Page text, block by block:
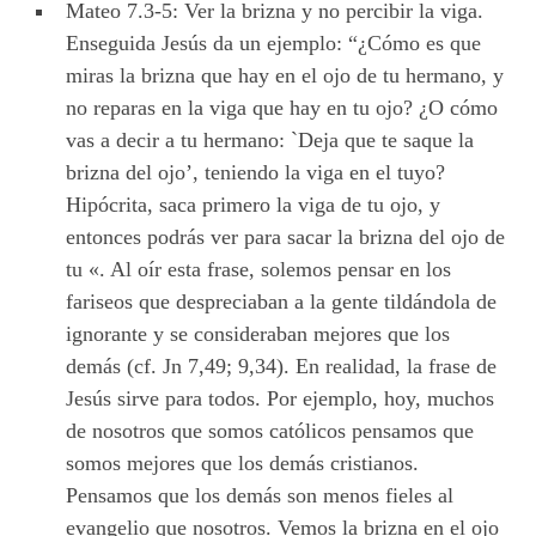
Mateo 7.3-5: Ver la brizna y no percibir la viga.
Enseguida Jesús da un ejemplo: “¿Cómo es que
miras la brizna que hay en el ojo de tu hermano, y
no reparas en la viga que hay en tu ojo? ¿O cómo
vas a decir a tu hermano: `Deja que te saque la
brizna del ojo’, teniendo la viga en el tuyo?
Hipócrita, saca primero la viga de tu ojo, y
entonces podrás ver para sacar la brizna del ojo de
tu «. Al oír esta frase, solemos pensar en los
fariseos que despreciaban a la gente tildándola de
ignorante y se consideraban mejores que los
demás (cf. Jn 7,49; 9,34). En realidad, la frase de
Jesús sirve para todos. Por ejemplo, hoy, muchos
de nosotros que somos católicos pensamos que
somos mejores que los demás cristianos.
Pensamos que los demás son menos fieles al
evangelio que nosotros. Vemos la brizna en el ojo